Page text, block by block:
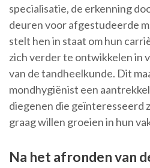
specialisatie, de erkenning
deuren voor afgestudeerde
stelt hen in staat om hun
zich verder te ontwikkelen in
van de tandheelkunde. Dit
mondhygiënist een
diegenen die geïnteresseerd
graag willen groeien in hun
Na het afronden van